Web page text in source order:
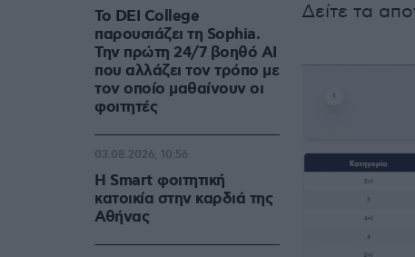
Δείτε τα
Το DEI College
παρουσιάζει τη Sophia.
Την πρώτη 24/7 βοηθό AI
που αλλάζει τον τρόπο με
τον οποίο μαθαίνουν οι
φοιτητές
Η Smart φοιτητική
κατοικία στην καρδιά της
Αθήνας
03.08.2026, 10:56